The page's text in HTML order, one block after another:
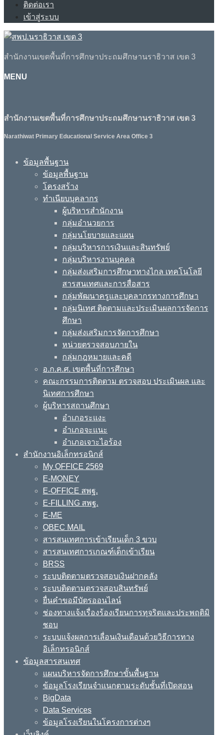
ติดต่อเรา
เข้าสู่ระบบ
สำนักงานเขตพื้นที่การศึกษาประถมศึกษานราธิวาส เขต 3
MENU
สำนักงานเขตพื้นที่การศึกษาประถมศึกษานราธิวาส เขต 3
Narathiwat Primary Educational Service Area Office 3
ข้อมูลพื้นฐาน
ข้อมูลพื้นฐาน
โครงสร้าง
ทำเนียบบุคลากร
ผู้บริหารสำนักงาน
กลุ่มอำนวยการ
กลุ่มนโยบายและแผน
กลุ่มบริหารการเงินและสินทรัพย์
กลุ่มบริหารงานบุคคล
กลุ่มส่งเสริมการศึกษาทางไกล เทคโนโลยี
สารสนเทศและการสื่อสาร
กลุ่มพัฒนาครูและบุคลากรทางการศึกษา
กลุ่มนิเทศ ติดตามและประเมินผลการจัดการ
ศึกษา
กลุ่มส่งเสริมการจัดการศึกษา
หน่วยตรวจสอบภายใน
กลุ่มกฎหมายและคดี
อ.ก.ค.ศ. เขตพื้นที่การศึกษา
คณะกรรมการติดตาม ตรวจสอบ ประเมินผล และ
นิเทศการศึกษา
ผู้บริหารสถานศึกษา
อำเภอระแงะ
อำเภอจะแนะ
อำเภอเจาะไอร้อง
สำนักงานอิเล็กทรอนิกส์
My OFFICE 2569
E-MONEY
E-OFFICE สพฐ.
E-FILLING สพฐ.
E-ME
OBEC MAIL
สารสนเทศการเข้าเรียนเด็ก 3 ขวบ
สารสนเทศการเกณฑ์เด็กเข้าเรียน
BRSS
ระบบติดตามตรวจสอบเงินฝากคลัง
ระบบติดตามตรวจสอบสินทรัพย์
ยื่นคำขอมีบัตรออนไลน์
ช่องทางแจ้งเรื่องร้องเรียนการทุจริตและประพฤติมิ
ชอบ
ระบบแจ้งผลการเลื่อนเงินเดือนด้วยวิธีการทาง
อิเล็กทรอนิกส์
ข้อมูลสารสนเทศ
แผนบริหารจัดการศึกษาขั้นพื้นฐาน
ข้อมูลโรงเรียนจำแนกตามระดับชั้นที่เปิดสอน
BigData
Data Services
ข้อมูลโรงเรียนในโครงการต่างๆ